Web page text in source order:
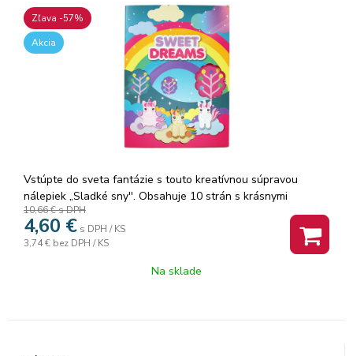
Zľava -57%
Akcia
Vstúpte do sveta fantázie s touto kreatívnou súpravou
nálepiek „Sladké sny''. Obsahuje 10 strán s krásnymi
scenériami, kde si môžete umiestniť a vytvoriť svoj vlastný
svet pomocou viac ako 100 nálepiek, ktoré sú súčasťou
súpravy! Tým to nekončí, stránky si pokojne vyfarbite, budte
vo vnútri knihy, kniha obsahuje aj šablónu.
10,66 €s DPH
4,60 € s DPH / KS
3,74 € bez DPH / KS
Na sklade